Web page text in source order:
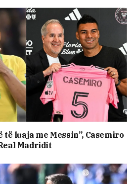
të luaja me Messin”, Casemiro
Madridit